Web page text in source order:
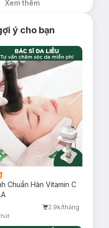
55ml trị giá 165K
Xem thêm
ý cho bạn
Chuẩn Hàn Vitamin C
2.9k/tháng